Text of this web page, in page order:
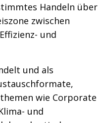
Handeln über
zwischen
und
und als
wie Corporate
und